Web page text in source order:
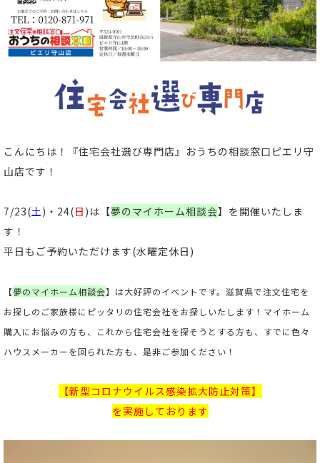
こんにちは！
『住宅会社選び専門店』おうちの相談窓口ピエリ守
山店です！
7/23(土 )・24(日 )は【夢のマイホーム相談会】 を開催いたしま
す！
平日もご予約いただけます(水曜定休日)
【夢のマイホーム相談会】は大好評のイベントです。滋賀県で注文住宅を
お探しのご家族様にピッタリの住宅会社をお探しいたします！マイホーム
購入にお悩みの方も、これから住宅会社を探そうとする方も、すでに色々
ハウスメーカーを回られた方も、是非ご参加ください！
【新型コロナウイルス感染拡大防止対策】
を実施しております